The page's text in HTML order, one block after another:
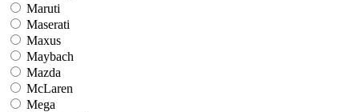
Maruti
Maserati
Maxus
Maybach
Mazda
McLaren
Mega